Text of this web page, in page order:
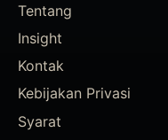
Tentang
Insight
Kontak
Kebijakan Privasi
Syarat